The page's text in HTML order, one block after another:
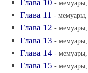
Глава 10 - мемуары,
Глава 11 - мемуары,
Глава 12 - мемуары,
Глава 13 - мемуары,
Глава 14 - мемуары,
Глава 15 - мемуары,